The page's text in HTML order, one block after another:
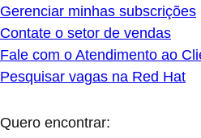
Gerenciar minhas subscrições
Contate o setor de vendas
Fale com o Atendimento ao
Pesquisar vagas na Red Hat
Quero encontrar: